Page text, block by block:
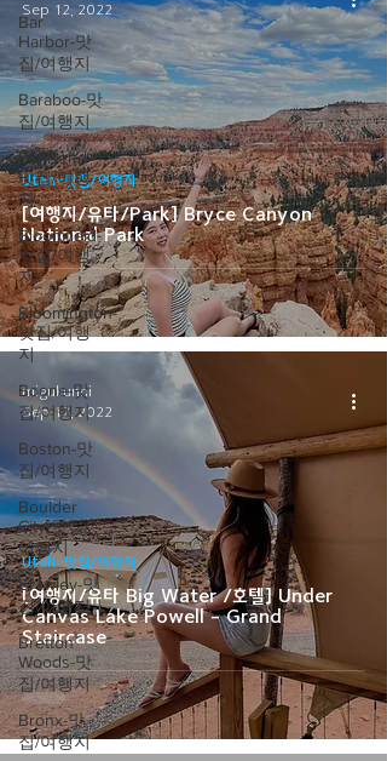
Bar
Harbor-맛
집/여행지
Baraboo-맛
집/여행지
Big Bend-
맛집/여행
지
Bloomfield-
맛집/여행
지
Bloomington-
맛집/여행
지
Boone-맛
집/여행지
Boston-맛
집/여행지
Boulder
City-맛집/
여행지
Brawley-맛
집/여행지
Bretton
Woods-맛
집/여행지
Bronx-맛
집/여행지
[여행지/유타/Park] Bryce Canyon
National Park
Utah-맛집/여행지
Sep 12, 2022
[여행지/유타 Big Water /호텔] Under
Canvas Lake Powell - Grand
Staircase
Utah-맛집/여행지
migukunni
Sep 12, 2022